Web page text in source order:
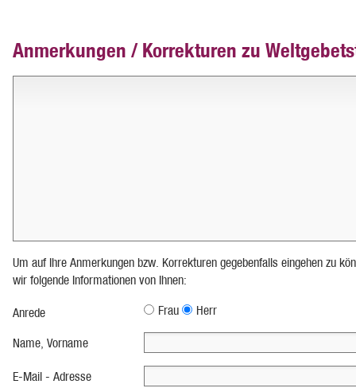
Anmerkungen / Korrekturen zu
Um auf Ihre Anmerkungen bzw. Korrekturen gegebenfalls eingehen zu
wir folgende Informationen von Ihnen:
Anrede Frau Herr
Name, Vorname
E-Mail - Adresse